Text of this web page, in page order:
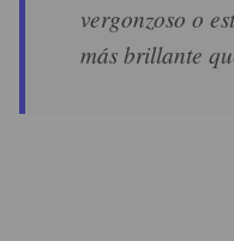
vergonzoso o
más brillante